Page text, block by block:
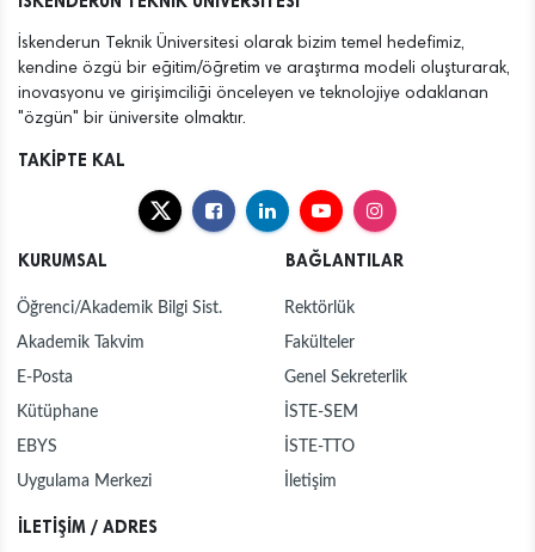
İskenderun Teknik Üniversitesi olarak bizim temel hedefimiz,
kendine özgü bir eğitim/öğretim ve araştırma modeli oluşturarak,
inovasyonu ve girişimciliği önceleyen ve teknolojiye odaklanan
"özgün" bir üniversite olmaktır.
TAKİPTE KAL
KURUMSAL
Öğrenci/Akademik Bilgi Sist.
Akademik Takvim
E-Posta
Kütüphane
EBYS
Uygulama Merkezi
BAĞLANTILAR
Rektörlük
Fakülteler
Genel Sekreterlik
İSTE-SEM
İSTE-TTO
İletişim
İLETİŞİM / ADRES